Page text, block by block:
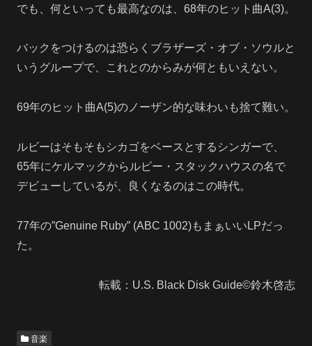
でも、何といっても最高なのは、68年のヒット曲A(3)。
バックをつけるのは恐らくブラザーズ・オブ・ソウルと
いうグループで、これとのからみが何ともいえない。
69年のヒット曲A(5)のノーザン的な味わいも捨て難い。
ルビーはそもそもシカゴをベースとするシンガーで、
65年にケルマックからルビー・スタックハウスの名で
デビューしているが、良くなるのはこの時代。
77年の”Genuine Ruby” (ABC 1002)もまぁいいLPだっ
た。
転載：U.S. Black Disk Guide©鈴木啓志
音楽